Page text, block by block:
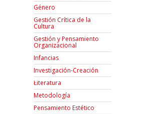
Género
Gestión Crítica de la
Cultura
Gestión y Pensamiento
Organizacional
Infancias
Investigación-Creación
Łiteratura
Metodología
Pensamiento Estético